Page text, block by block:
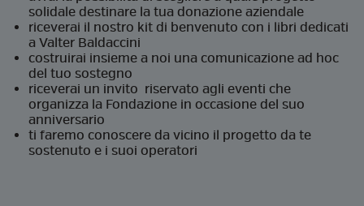
solidale destinare la tua donazione aziendale
riceverai il nostro kit di benvenuto con i libri dedicati
a Valter Baldaccini
costruirai insieme a noi una comunicazione ad hoc
del tuo sostegno
riceverai un invito riservato agli eventi che
organizza la Fondazione in occasione del suo
anniversario
ti faremo conoscere da vicino il progetto da te
sostenuto e i suoi operatori